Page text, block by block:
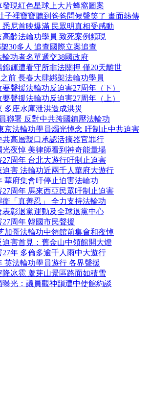
現紅色星球上大片蜂窩圖案
子裡寶寶聽到爸爸問候聲笑了 畫面熱傳
悉尼首映爆滿 民眾明真相受感動
齡法輪功學員 致死案例頻現
架30多人 追查國際立案追查
輪功者名單遞交38國政府
輝遭看守所非法關押 僅20天離世
前 長春大肆綁架法輪功學員
聲援法輪功反迫害27周年（下）
聲援法輪功反迫害27周年（上）
多座水庫泄洪造成洪災
聯署 反對中共跨國鎮壓法輪功
京法輪功學員燭光悼念 吁制止中共迫害
共高層親口承認活摘器官罪行
光夜悼 美律師看到神奇能量場
周年 台北大遊行吁制止迫害
迫害 法輪功近兩千人華府大遊行
華府集會吁停止迫害法輪功
周年 馬來西亞民眾吁制止迫害
衛「真善忍」 全力支持法輪功
表彰退黨運動及全球退黨中心
周年 韓國市民聲援
加哥法輪功中領館前集會和夜悼
迫害首見：舊金山中領館開大燈
年 多倫多逾千人雨中大遊行
英法輪功學員遊行 各界聲援
降冰雹 蘆芽山景區路面如積雪
光：議員觀神韻遭中使館約談